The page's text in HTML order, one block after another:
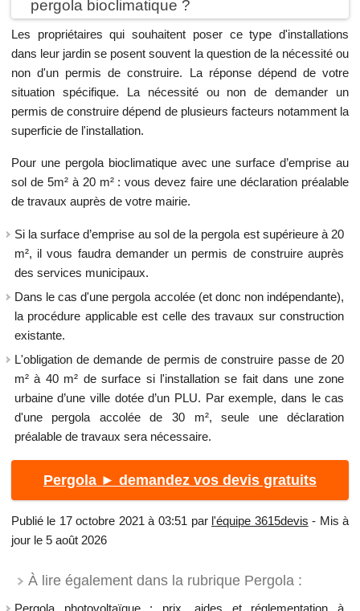
pergola bioclimatique ?
Les propriétaires qui souhaitent poser ce type d'installations
dans leur jardin se posent souvent la question de la nécessité ou
non d'un permis de construire. La réponse dépend de votre
situation spécifique. La nécessité ou non de demander un
permis de construire dépend de plusieurs facteurs notamment la
superficie de l'installation.
Pour une pergola bioclimatique avec une surface d’emprise au
sol de 5m² à 20 m² : vous devez faire une déclaration préalable
de travaux auprès de votre mairie.
Si la surface d’emprise au sol de la pergola est supérieure à 20
m², il vous faudra demander un permis de construire auprès
des services municipaux.
Dans le cas d'une pergola accolée (et donc non indépendante),
la procédure applicable est celle des travaux sur construction
existante.
L'obligation de demande de permis de construire passe de 20
m² à 40 m² de surface si l'installation se fait dans une zone
urbaine d’une ville dotée d’un PLU. Par exemple, dans le cas
d'une pergola accolée de 30 m², seule une déclaration
préalable de travaux sera nécessaire.
Pergola ► demandez vos devis gratuits
Publié le 17 octobre 2021 à 03:51 par l'équipe 3615devis - Mis à
jour le 5 août 2026
À lire également dans la rubrique Pergola :